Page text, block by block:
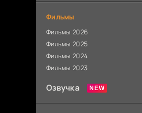
Фильмы
Фильмы 2026
Фильмы 2025
Фильмы 2024
Фильмы 2023
Озвучка